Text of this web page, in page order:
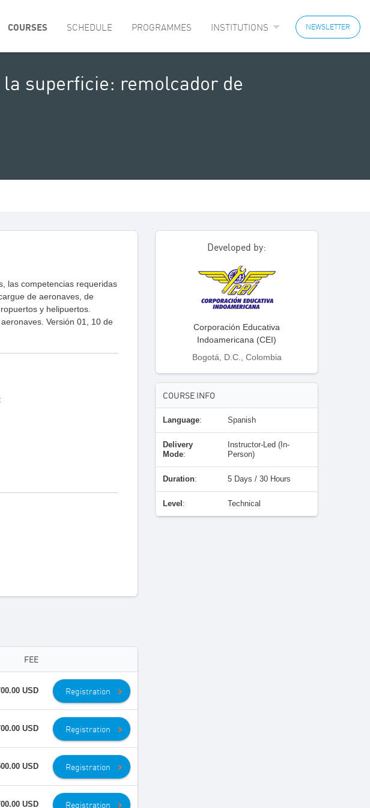
COURSES SCHEDULE PROGRAMMES INSTITUTIONS NEWSLETTER
superficie: remolcador de
las competencias requeridas
de aeronaves, de
y helipuertos.
Versión 01, 10 de
FEE
USD Registration
USD Registration
USD Registration
USD Registration
Developed by:
Corporación Educativa
Indoamericana (CEI)
Bogotá, D.C., Colombia
COURSE INFO
Language: Spanish
Delivery
Mode:
Instructor-Led (In-
Person)
Duration: 5 Days / 30 Hours
Level : Technical